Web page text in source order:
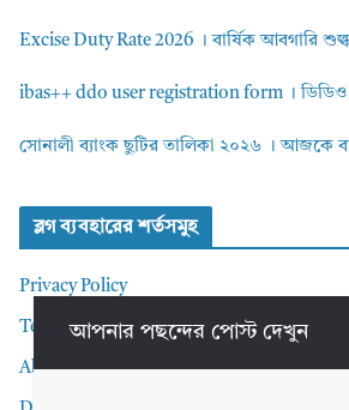
Excise Duty Rate 2026 । বার্ষিক আবগারি
ibas++ ddo user registration form ।
সোনালী ব্যাংক ছুটির তালিকা ২০২৬ । আজকে
ব্লগ ব্যবহারের শর্তসমুহ
Privacy Policy
Terms and Conditions
About me
আপনার পছন্দের পোস্ট দেখুন